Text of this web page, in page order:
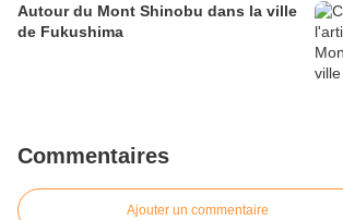
Autour du Mont Shinobu dans la ville
de Fukushima
Commentaires
Ajouter un commentaire